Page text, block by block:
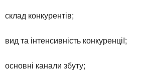
склад конкурентів;
вид та інтенсивність конкуренції;
основні канали збуту;